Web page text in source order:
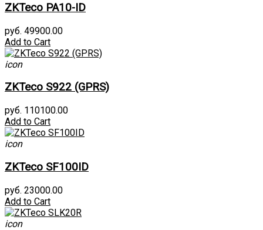
ZKTeco PA10-ID
руб. 49900.00
Add to Cart
icon
ZKTeco S922 (GPRS)
руб. 110100.00
Add to Cart
icon
ZKTeco SF100ID
руб. 23000.00
Add to Cart
icon